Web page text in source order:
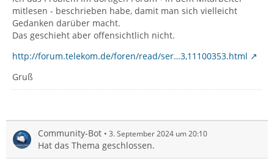
mitlesen - beschrieben habe, damit man sich vielleicht
Gedanken darüber macht.
Das geschieht aber offensichtlich nicht.
http://forum.telekom.de/foren/read/ser…3,11100353.html
Gruß
Community-Bot 3. September 2024 um 20:10
Hat das Thema geschlossen.